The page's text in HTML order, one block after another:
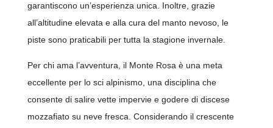
garantiscono un’esperienza unica. Inoltre, grazie
all’altitudine elevata e alla cura del manto nevoso, le
piste sono praticabili per tutta la stagione invernale.
Per chi ama l’avventura, il Monte Rosa è una meta
eccellente per lo sci alpinismo, una disciplina che
consente di salire vette impervie e godere di discese
mozzafiato su neve fresca. Considerando il crescente